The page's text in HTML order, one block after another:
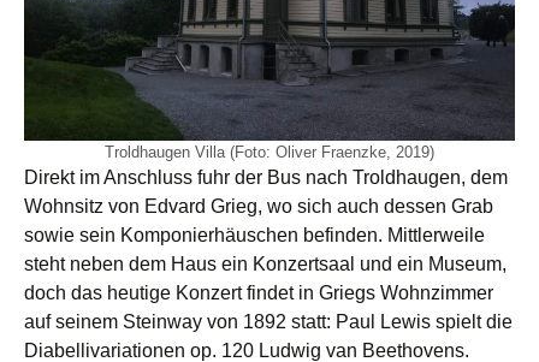
Troldhaugen Villa (Foto: Oliver Fraenzke, 2019)
Direkt im Anschluss fuhr der Bus nach Troldhaugen, dem
Wohnsitz von Edvard Grieg, wo sich auch dessen Grab
sowie sein Komponierhäuschen befinden. Mittlerweile
steht neben dem Haus ein Konzertsaal und ein Museum,
doch das heutige Konzert findet in Griegs Wohnzimmer
auf seinem Steinway von 1892 statt: Paul Lewis spielt die
Diabellivariationen op. 120 Ludwig van Beethovens.